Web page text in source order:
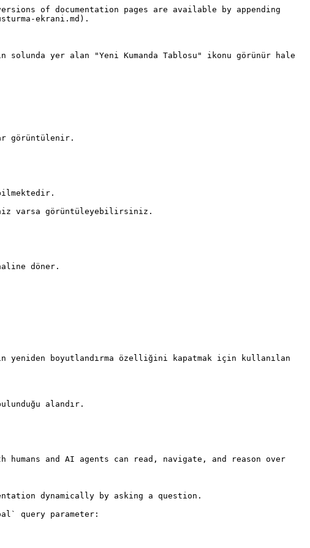
of documentation pages are available by appending
ekrani.md).
yer alan "Yeni Kumanda Tablosu" ikonu görünür hale
görüntülenir.
varsa görüntüleyebilirsiniz.
döner.
boyutlandırma özelliğini kapatmak için kullanılan
alandır.
and AI agents can read, navigate, and reason over
dynamically by asking a question.
query parameter: